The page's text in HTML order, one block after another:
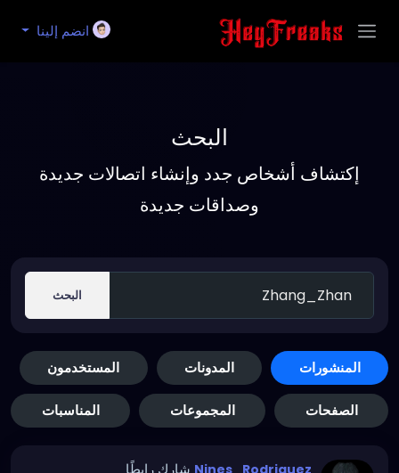
انضم إلينا
البحث
إكتشاف أشخاص جدد وإنشاء اتصالات جديدة
وصداقات جديدة
البحث
المنشورات المدونات المستخدمون
الصفحات المجموعات المناسبات
شارك رابطًا